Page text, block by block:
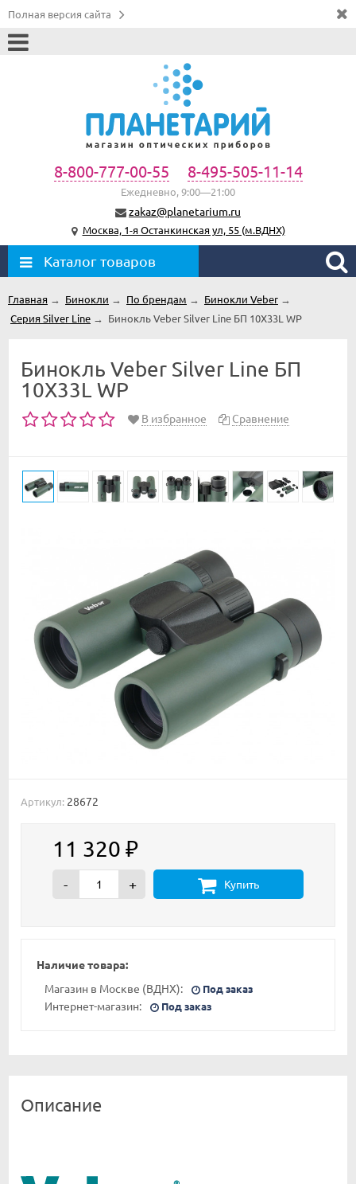
Полная версия сайта
8-800-777-00-55 8-495-505-11-14
Ежедневно, 9:00—21:00
zakaz@planetarium.ru
Москва, 1-я Останкинская ул, 55 (м.ВДНХ)
Каталог товаров
Главная → Бинокли → По брендам → Бинокли Veber →
Серия Silver Line → Бинокль Veber Silver Line БП 10X33L WP
Бинокль Veber Silver Line БП
10X33L WP
В избранное Сравнение
Артикул: 28672
11 320 ₽
- + Купить
Наличие товара:
Магазин в Москве (ВДНХ):
Под заказ
Интернет-магазин: Под заказ
Описание